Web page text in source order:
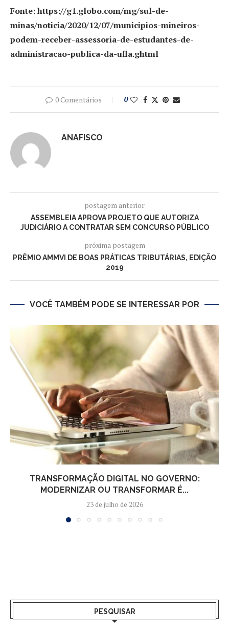
Fonte: https://g1.globo.com/mg/sul-de-
minas/noticia/2020/12/07/municipios-mineiros-
podem-receber-assessoria-de-estudantes-de-
administracao-publica-da-ufla.ghtml
0 Comentários 0
ANAFISCO
postagem anterior
ASSEMBLEIA APROVA PROJETO QUE AUTORIZA
JUDICIÁRIO A CONTRATAR SEM CONCURSO PÚBLICO
próxima postagem
PRÊMIO AMMVI DE BOAS PRÁTICAS TRIBUTÁRIAS, EDIÇÃO
2019
VOCÊ TAMBÉM PODE SE INTERESSAR POR
TRANSFORMAÇÃO DIGITAL NO GOVERNO:
MODERNIZAR OU TRANSFORMAR É...
23 de julho de 2026
PESQUISAR